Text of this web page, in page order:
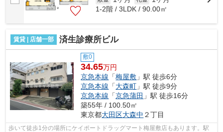
1-2階 / 3LDK / 90.00㎡
賃貸 | 店舗一部 済生診療所ビル
敷0
34.65万円
京急本線 「梅屋敷 」駅 徒歩6分
京急本線 「大森町 」駅 徒歩9分
京急本線 「京急蒲田 」駅 徒歩16分
築55年 / 100.50㎡
東京都大田区大森中 ２丁目
歩いて徒歩1分の場所にケイポートドラッグマート梅屋敷店もあります。駅